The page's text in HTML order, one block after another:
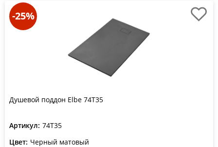
-25%
Душевой поддон Elbe 74T35
Артикул: 74T35
Цвет: Черный матовый